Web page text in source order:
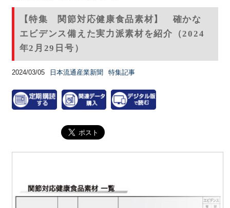
【特集 関節対応健康食品素材】 確かな
エビデンス備えた実力派素材を紹介（2024
年2月29日号）
2024/03/05 日本流通産業新聞 特集記事